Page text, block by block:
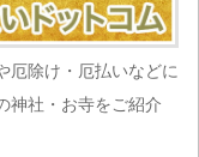
厄除け・厄払いなどに
神社・お寺をご紹介